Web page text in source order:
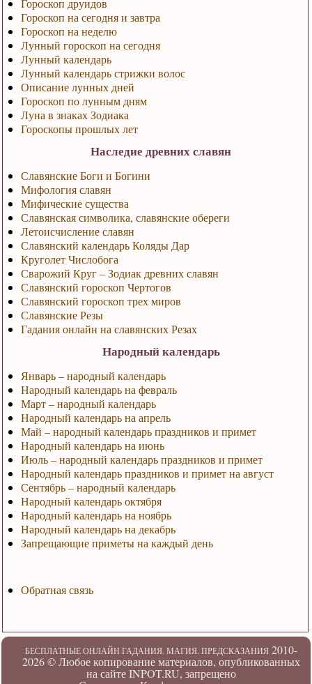
Гороскоп на сегодня и завтра
Гороскоп на неделю
Лунный гороскоп на сегодня
Лунный календарь
Лунный календарь стрижки волос
Описание лунных дней
Гороскоп по лунным дням
Луна в знаках Зодиака
Гороскопы прошлых лет
Наследие древних славян
Славянские Боги и Богини
Мифология славян
Мифические существа
Славянская символика, славянские обереги
Летоисчисление славян
Славянский календарь Коляды Дар
Круголет Числобога
Сварожий Круг – Зодиак древних славян
Славянский гороскоп Чертогов
Славянский гороскоп трех миров
Славянские Резы
Гадания онлайн на славянских Резах
Народный календарь
Январь – народный календарь
Народный календарь на февраль
Март – народный календарь
Народный календарь на апрель
Май – народный календарь праздников и примет
Народный календарь на июнь
Июль – народный календарь праздников и примет
Народный календарь праздников и примет на август
Сентябрь – народный календарь
Народный календарь октября
Народный календарь на ноябрь
Народный календарь на декабрь
Запрещающие приметы на каждый день
Обратная связь
БЕСПЛАТНЫЕ ОНЛАЙН ГАДАНИЯ. МАГИЯ. ПРЕДСКАЗАНИЯ2010-
2026 ©Любое копирование материалов, опубликованных
на сайте INPOT.RU, запрещено